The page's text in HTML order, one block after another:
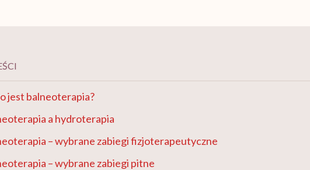
jest balneoterapia?
a hydroterapia
– wybrane zabiegi fizjoterapeutyczne
– wybrane zabiegi pitne